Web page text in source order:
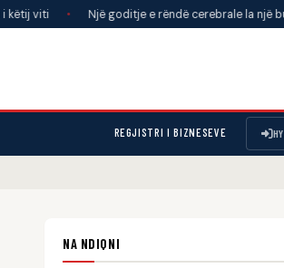
• Një goditje e rëndë cerebrale la një burrë
REGJISTRI I BIZNESEVE
NA NDIQNI